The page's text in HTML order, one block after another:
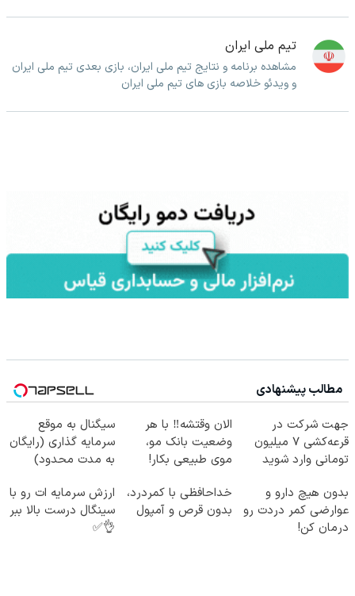
تیم ملی ایران
مشاهده برنامه و نتایج تیم ملی ایران، بازی بعدی تیم ملی ایران
و ویدئو خلاصه بازی های تیم ملی ایران
مطالب پیشنهادی
جهت شرکت در
قرعه‌کشی ۷ میلیون
تومانی وارد شوید
الان وقتشه‼️ با هر
وضعیت بانک مو،
موی طبیعی بکار!
سیگنال به موقع
سرمایه گذاری (رایگان
به مدت محدود)
بدون هیچ دارو و
عوارضی کمر دردت رو
درمان کن!
خداحافظی با کمردرد،
بدون قرص و آمپول
ارزش سرمایه ات رو با
سینگال درست بالا ببر
👌✅